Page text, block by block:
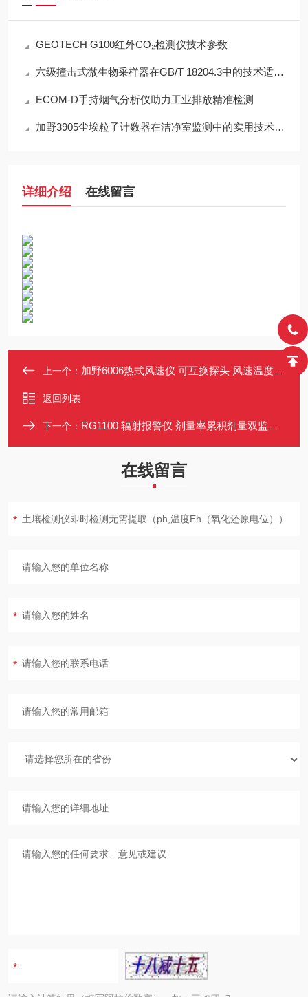
GEOTECH G100红外CO₂检测仪技术参数
六级撞击式微生物采样器在GB/T 18204.3中的技术适配性分析
ECOM-D手持烟气分析仪助力工业排放精准检测
加野3905尘埃粒子计数器在洁净室监测中的实用技术解析
详细介绍 在线留言
上一个： 加野6006热式风速仪 可互换探头 风速温度一体测量仪 热电风速计
返回列表
下一个： RG1100 辐射报警仪 剂量率累积剂量双监测 多方式报警提醒
在线留言